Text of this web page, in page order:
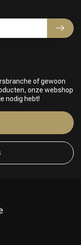
of gewoon
onze webshop
nodig hebt!